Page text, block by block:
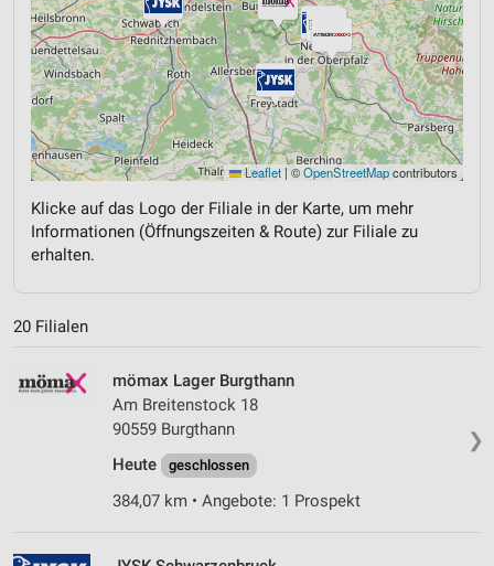
Leaflet | ©OpenStreetMapcontributors
Klicke auf das Logo der Filiale in der Karte, um mehr
Informationen (Öffnungszeiten & Route) zur Filiale zu
erhalten.
20 Filialen
❯
mömax Lager Burgthann
Am Breitenstock 18
90559 Burgthann
Heute
geschlossen
384,07 km • Angebote: 1 Prospekt